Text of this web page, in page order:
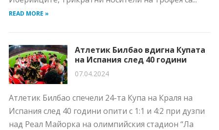
READ MORE »
Атлетик Билбао вдигна Купата
на Испания след 40 години
07.04.2024
Атлетик Билбао спечели 24-та Купа на Краля на
Испания след 40 години опити с 1:1 и 4:2 при дузпи
над Реал Майорка на олимпийския стадион “Ла